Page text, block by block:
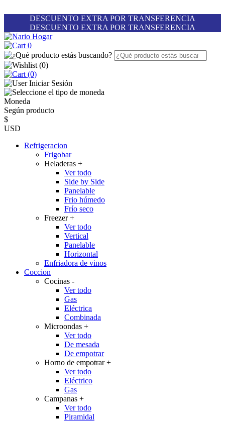
DESCUENTO EXTRA POR TRANSFERENCIA
DESCUENTO EXTRA POR TRANSFERENCIA
0
(0)
(0)
Iniciar Sesión
Moneda
Según producto
$
USD
Refrigeracion
Frigobar
Heladeras +
Ver todo
Side by Side
Panelable
Frio húmedo
Frío seco
Freezer+
Ver todo
Vertical
Panelable
Horizontal
Enfriadora de vinos
Coccion
Cocinas -
Ver todo
Gas
Eléctrica
Combinada
Microondas +
Ver todo
De mesada
De empotrar
Horno de empotrar+
Ver todo
Eléctrico
Gas
Campanas +
Ver todo
Piramidal